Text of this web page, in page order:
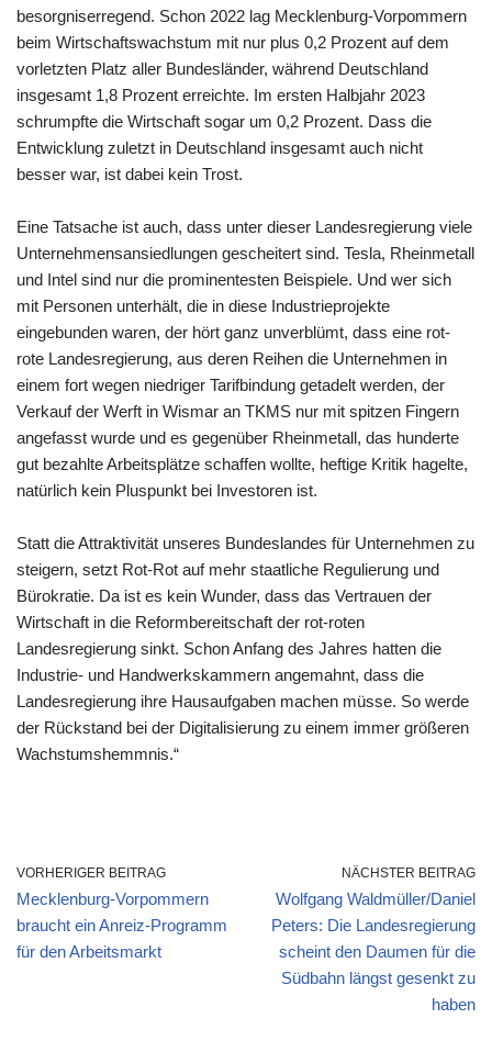
besorgniserregend. Schon 2022 lag Mecklenburg-Vorpommern
beim Wirtschaftswachstum mit nur plus 0,2 Prozent auf dem
vorletzten Platz aller Bundesländer, während Deutschland
insgesamt 1,8 Prozent erreichte. Im ersten Halbjahr 2023
schrumpfte die Wirtschaft sogar um 0,2 Prozent. Dass die
Entwicklung zuletzt in Deutschland insgesamt auch nicht
besser war, ist dabei kein Trost.
Eine Tatsache ist auch, dass unter dieser Landesregierung viele
Unternehmensansiedlungen gescheitert sind. Tesla, Rheinmetall
und Intel sind nur die prominentesten Beispiele. Und wer sich
mit Personen unterhält, die in diese Industrieprojekte
eingebunden waren, der hört ganz unverblümt, dass eine rot-
rote Landesregierung, aus deren Reihen die Unternehmen in
einem fort wegen niedriger Tarifbindung getadelt werden, der
Verkauf der Werft in Wismar an TKMS nur mit spitzen Fingern
angefasst wurde und es gegenüber Rheinmetall, das hunderte
gut bezahlte Arbeitsplätze schaffen wollte, heftige Kritik hagelte,
natürlich kein Pluspunkt bei Investoren ist.
Statt die Attraktivität unseres Bundeslandes für Unternehmen zu
steigern, setzt Rot-Rot auf mehr staatliche Regulierung und
Bürokratie. Da ist es kein Wunder, dass das Vertrauen der
Wirtschaft in die Reformbereitschaft der rot-roten
Landesregierung sinkt. Schon Anfang des Jahres hatten die
Industrie- und Handwerkskammern angemahnt, dass die
Landesregierung ihre Hausaufgaben machen müsse. So werde
der Rückstand bei der Digitalisierung zu einem immer größeren
Wachstumshemmnis.“
VORHERIGER BEITRAG
Mecklenburg-Vorpommern
braucht ein Anreiz-Programm
für den Arbeitsmarkt
NÄCHSTER BEITRAG
Wolfgang Waldmüller/Daniel
Peters: Die Landesregierung
scheint den Daumen für die
Südbahn längst gesenkt zu
haben